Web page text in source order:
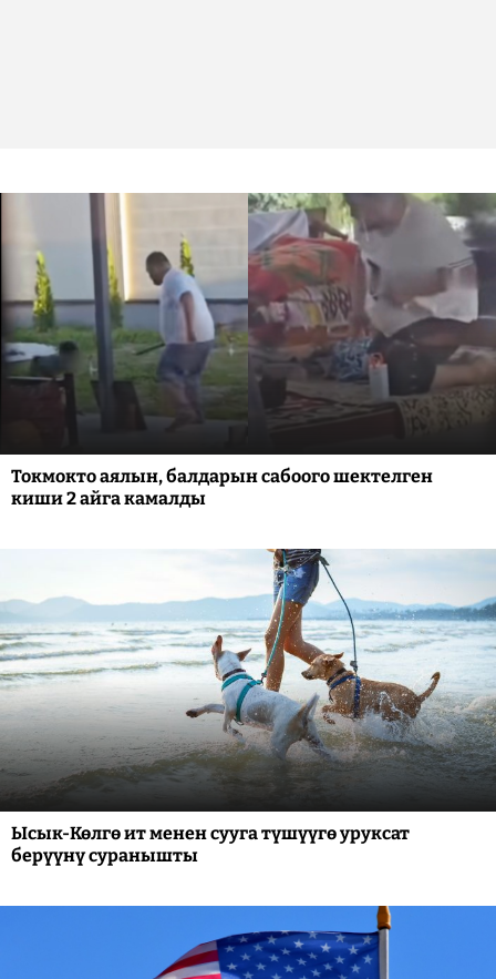
Токмокто аялын, балдарын сабоого шектелген
киши 2 айга камалды
Ысык-Көлгө ит менен сууга түшүүгө уруксат
берүүнү суранышты